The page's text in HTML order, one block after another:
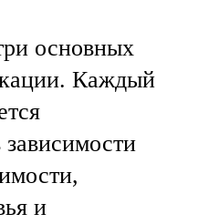
основных
Каждый
и